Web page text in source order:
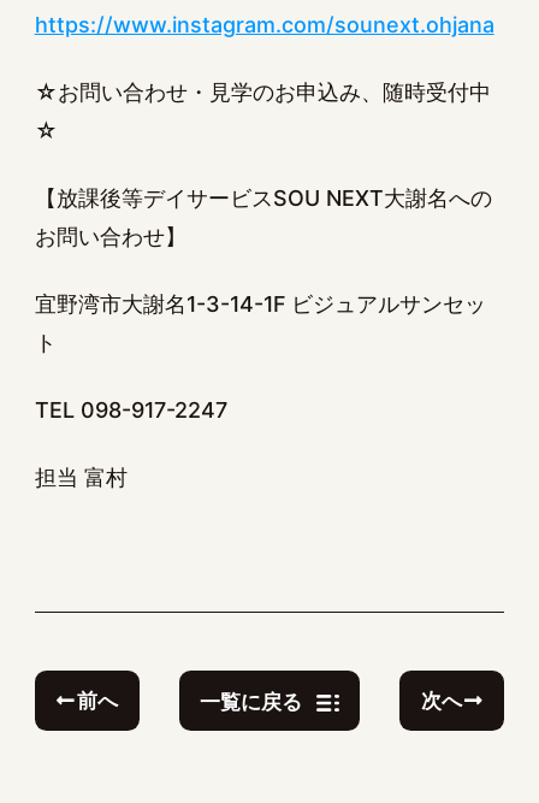
https://www.instagram.com/sounext.ohjana
☆お問い合わせ・見学のお申込み、随時受付中
☆
【放課後等デイサービスSOU NEXT大謝名への
お問い合わせ】
宜野湾市大謝名1-3-14-1F ビジュアルサンセッ
ト
TEL 098-917-2247
担当 富村
前へ 一覧に戻る 次へ